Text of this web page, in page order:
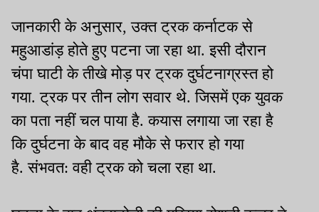
जानकारी के अनुसार, उक्त ट्रक कर्नाटक से
महुआडांड़ होते हुए पटना जा रहा था. इसी दौरान
चंपा घाटी के तीखे मोड़ पर ट्रक दुर्घटनाग्रस्त हो
गया. ट्रक पर तीन लोग सवार थे. जिसमें एक युवक
का पता नहीं चल पाया है. कयास लगाया जा रहा है
कि दुर्घटना के बाद वह मौके से फरार हो गया
है. संभवत: वही ट्रक को चला रहा था.